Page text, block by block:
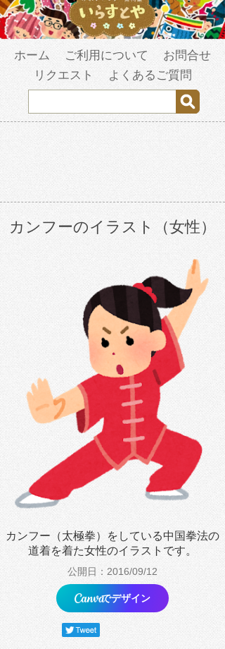
ホーム ご利用について
お問合せ
リクエスト
よくあるご質問
カンフーのイラスト（女性）
カンフー（太極拳）をしている中国拳法の
道着を着た女性のイラストです。
公開日：2016/09/12
でデザイン